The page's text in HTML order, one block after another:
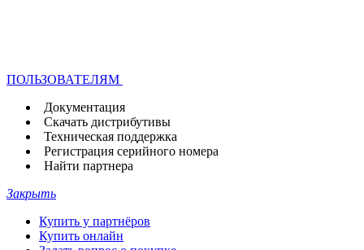
ПОЛЬЗОВАТЕЛЯМ
Документация
Скачать дистрибутивы
Техническая поддержка
Регистрация серийного номера
Найти партнера
Закрыть
Купить у партнёров
Купить онлайн